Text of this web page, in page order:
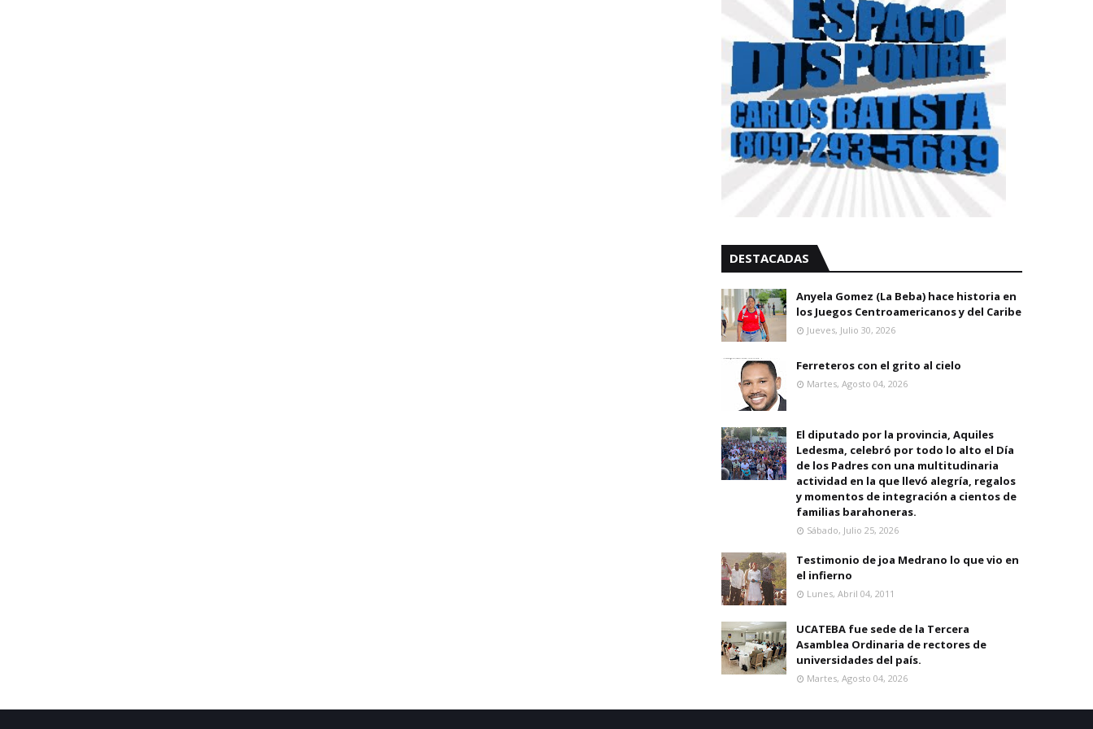
DESTACADAS
Anyela Gomez (La Beba) hace historia en
los Juegos Centroamericanos y del Caribe
Jueves, Julio 30, 2026
Ferreteros con el grito al cielo
Martes, Agosto 04, 2026
El diputado por la provincia, Aquiles
Ledesma, celebró por todo lo alto el Día
de los Padres con una multitudinaria
actividad en la que llevó alegría, regalos
y momentos de integración a cientos de
familias barahoneras.
Sábado, Julio 25, 2026
Testimonio de joa Medrano lo que vio en
el infierno
Lunes, Abril 04, 2011
UCATEBA fue sede de la Tercera
Asamblea Ordinaria de rectores de
universidades del país.
Martes, Agosto 04, 2026